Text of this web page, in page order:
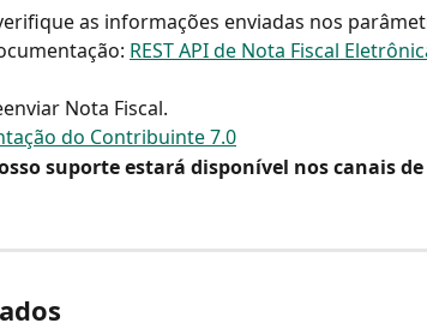
as informações enviadas nos
REST API de Nota Fiscal
Nota Fiscal.
do Contribuinte 7.0
suporte estará disponível nos canais de